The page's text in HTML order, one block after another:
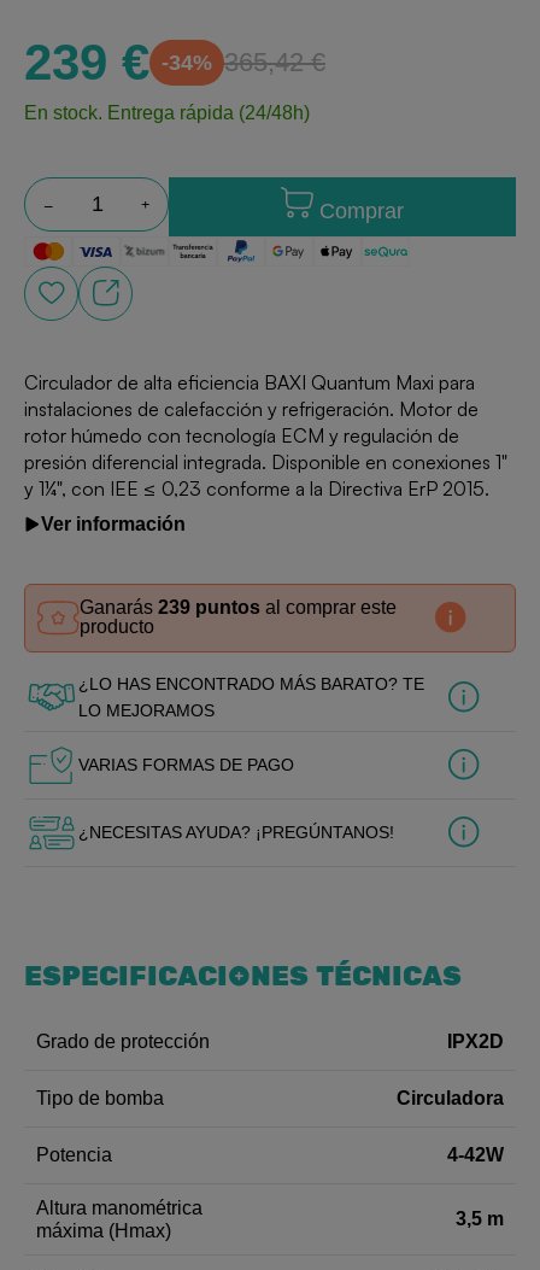
239 € -34% 365,42 €
En stock. Entrega rápida (24/48h)
Comprar
Circulador de alta eficiencia BAXI Quantum Maxi para
instalaciones de calefacción y refrigeración. Motor de
rotor húmedo con tecnología ECM y regulación de
presión diferencial integrada. Disponible en conexiones 1"
y 1¼", con IEE ≤ 0,23 conforme a la Directiva ErP 2015.
Ver información
Ganarás 239 puntos al comprar este
producto
¿LO HAS ENCONTRADO MÁS BARATO? TE
LO MEJORAMOS
VARIAS FORMAS DE PAGO
¿NECESITAS AYUDA? ¡PREGÚNTANOS!
ESPECIFICACIONES TÉCNICAS
Grado de protección IPX2D
Tipo de bomba Circuladora
Potencia 4-42W
Altura manométrica
máxima (Hmax)
3,5 m